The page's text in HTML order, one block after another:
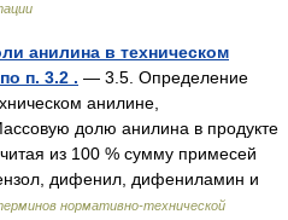
анилина в техническом
п. 3.2 . — 3.5. Определение
анилине,
долю анилина в продукте
из 100 % сумму примесей
дифенил, дифениламин и
нормативно-технической